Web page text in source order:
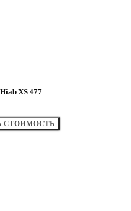
XS 477
СТОИМОСТЬ